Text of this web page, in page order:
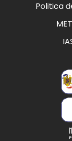
Politica